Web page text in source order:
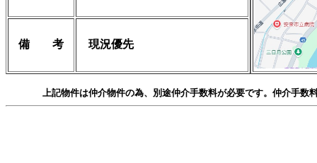
備 考 現況優先
上記物件は仲介物件の為、別途仲介手数料が必要です。仲介手数料